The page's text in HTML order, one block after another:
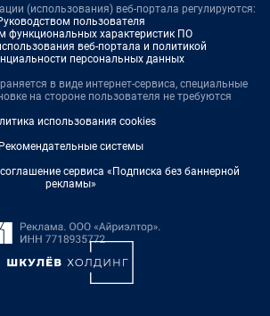
(использования) веб-портала регулируются:
пользователя
функциональных характеристик ПО
веб-портала и политикой
персональных данных
в виде интернет-сервиса, специальные
на стороне пользователя не требуются
использования cookies
Рекомендательные системы
сервиса «Подписка без баннерной
рекламы»